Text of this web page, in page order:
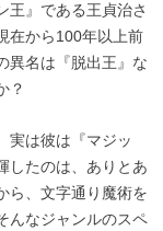
王』である王貞治さ
在から100年以上前
異名は『脱出王』な
？
実は彼は『マジッ
したのは、ありとあ
ら、文字通り魔術を
んなジャンルのスペ